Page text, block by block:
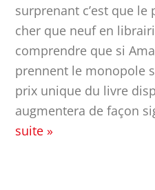
surprenant c’est que
cher que neuf en
comprendre que si
prennent le monopole
prix unique du livre
augmentera de façon
suite »